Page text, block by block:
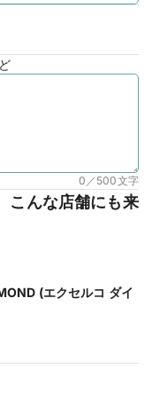
0／500文字
こんな店舗にも来
(エクセルコ ダイ